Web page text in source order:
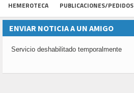
HEMEROTECA PUBLICACIONES/PEDIDOS
ENVIAR NOTICIA A UN AMIGO
Servicio deshabilitado temporalmente